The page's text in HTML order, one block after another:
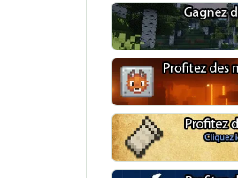
Optifine
NeoForge
Minecraft Fabric